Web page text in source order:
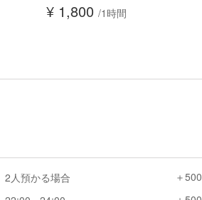
¥ 1,800 /1時間
2人預かる場合 ＋500